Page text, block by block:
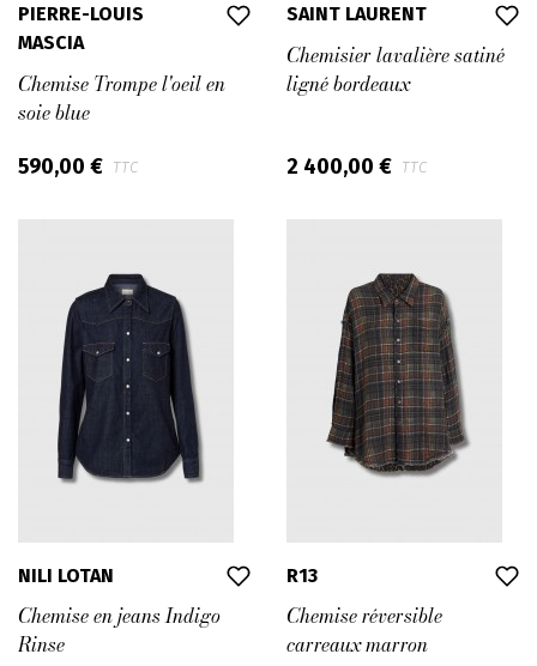
PIERRE-LOUIS
MASCIA
Chemise Trompe l'oeil en
soie blue
590,00 € TTC
SAINT LAURENT
Chemisier lavalière satiné
ligné bordeaux
2 400,00 € TTC
NILI LOTAN
Chemise en jeans Indigo
Rinse
R13
Chemise réversible
carreaux marron